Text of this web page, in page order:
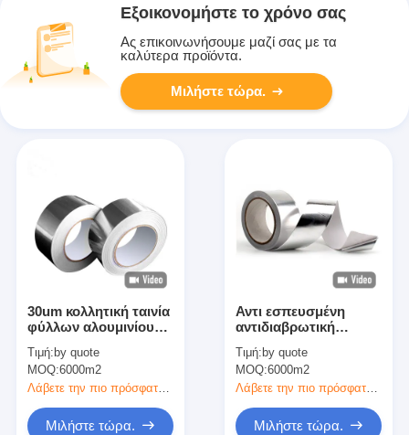
Εξοικονομήστε το χρόνο σας
Ας επικοινωνήσουμε μαζί σας με τα
καλύτερα προϊόντα.
Μιλήστε τώρα.
30um κολλητική ταινία
φύλλων αλουμινίου
σκάφος της γραμμής
ενώνοντας και
σφραγίζοντας αγωγός
HVAC PE
Τιμή: by quote
MOQ:6000m2
Λάβετε την πιο πρόσφατη τιμή
Μιλήστε τώρα.
Αντι εσπευσμένη
αντιδιαβρωτική
αυτοκόλλητων ταινιών
φύλλων αλουμινίου
αλουμινίου απόδειξης
πυρκαγιάς
Τιμή: by quote
MOQ:6000m2
Μιλήστε τώρα.